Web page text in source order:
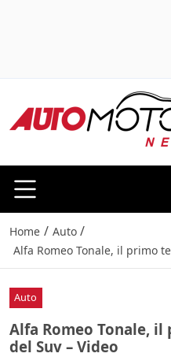
Home / Auto /
Alfa Romeo Tonale, il primo
Auto
Alfa Romeo Tonale,
del Suv – Video